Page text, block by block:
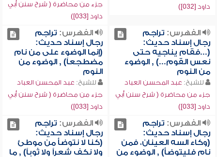
داود [032])
جزء من محاضرة ( شرح سنن أبي
داود [033])
الفهرس: تراجم
رجال إسناد حديث:
(...فقام يناجيه حتى
نعس القوم...) , الوضوء
من النوم
للشيخ: عبد المحسن العباد
جزء من محاضرة ( شرح سنن أبي
داود [033])
الفهرس: تراجم
رجال إسناد حديث:
(إنما الوضوء على من نام
مضطجعاً) , الوضوء من
النوم
للشيخ: عبد المحسن العباد
جزء من محاضرة ( شرح سنن أبي
داود [033])
الفهرس: تراجم
رجال إسناد حديث:
(وكاء السه العينان، فمن
نام فليتوضأ) , الوضوء من
الفهرس: تراجم
رجال إسناد حديث:
(كنا لا نتوضأ من موطئ
ولا نكف شعراً ولا ثوباً) , ما